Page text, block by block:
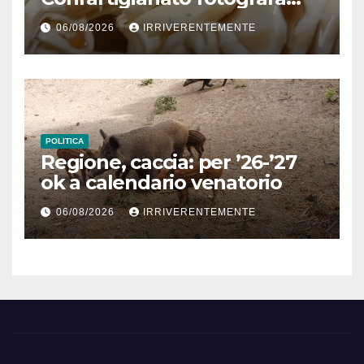
comparto radicato: 241
laboratori gelateria attivi, 173
artigiani
06/08/2026 IRRIVERENTEMENTE
POLITICA
Regione, caccia: per ’26-’27
ok a calendario venatorio
06/08/2026 IRRIVERENTEMENTE